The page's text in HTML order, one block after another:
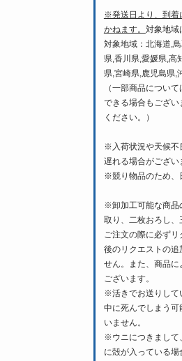
※発送日より、到着
かねます。 対象地域
対象地域：北海道,
県,香川県,愛媛県,高
県,宮崎県,鹿児島県,
（一部商品につい
できる場合もござ
ください。）
※入荷状況や天候不
遅れる場合がござい
※競り物品のため、
※卸加工可能な商品
取り、二枚おろし、
ご注文の際に必ず
後のリクエストの追
せん。また、商品
ございます。
※活きでお送りして
中に死んでしまう
いません。
※ウニにつきまして
に殻が入っている